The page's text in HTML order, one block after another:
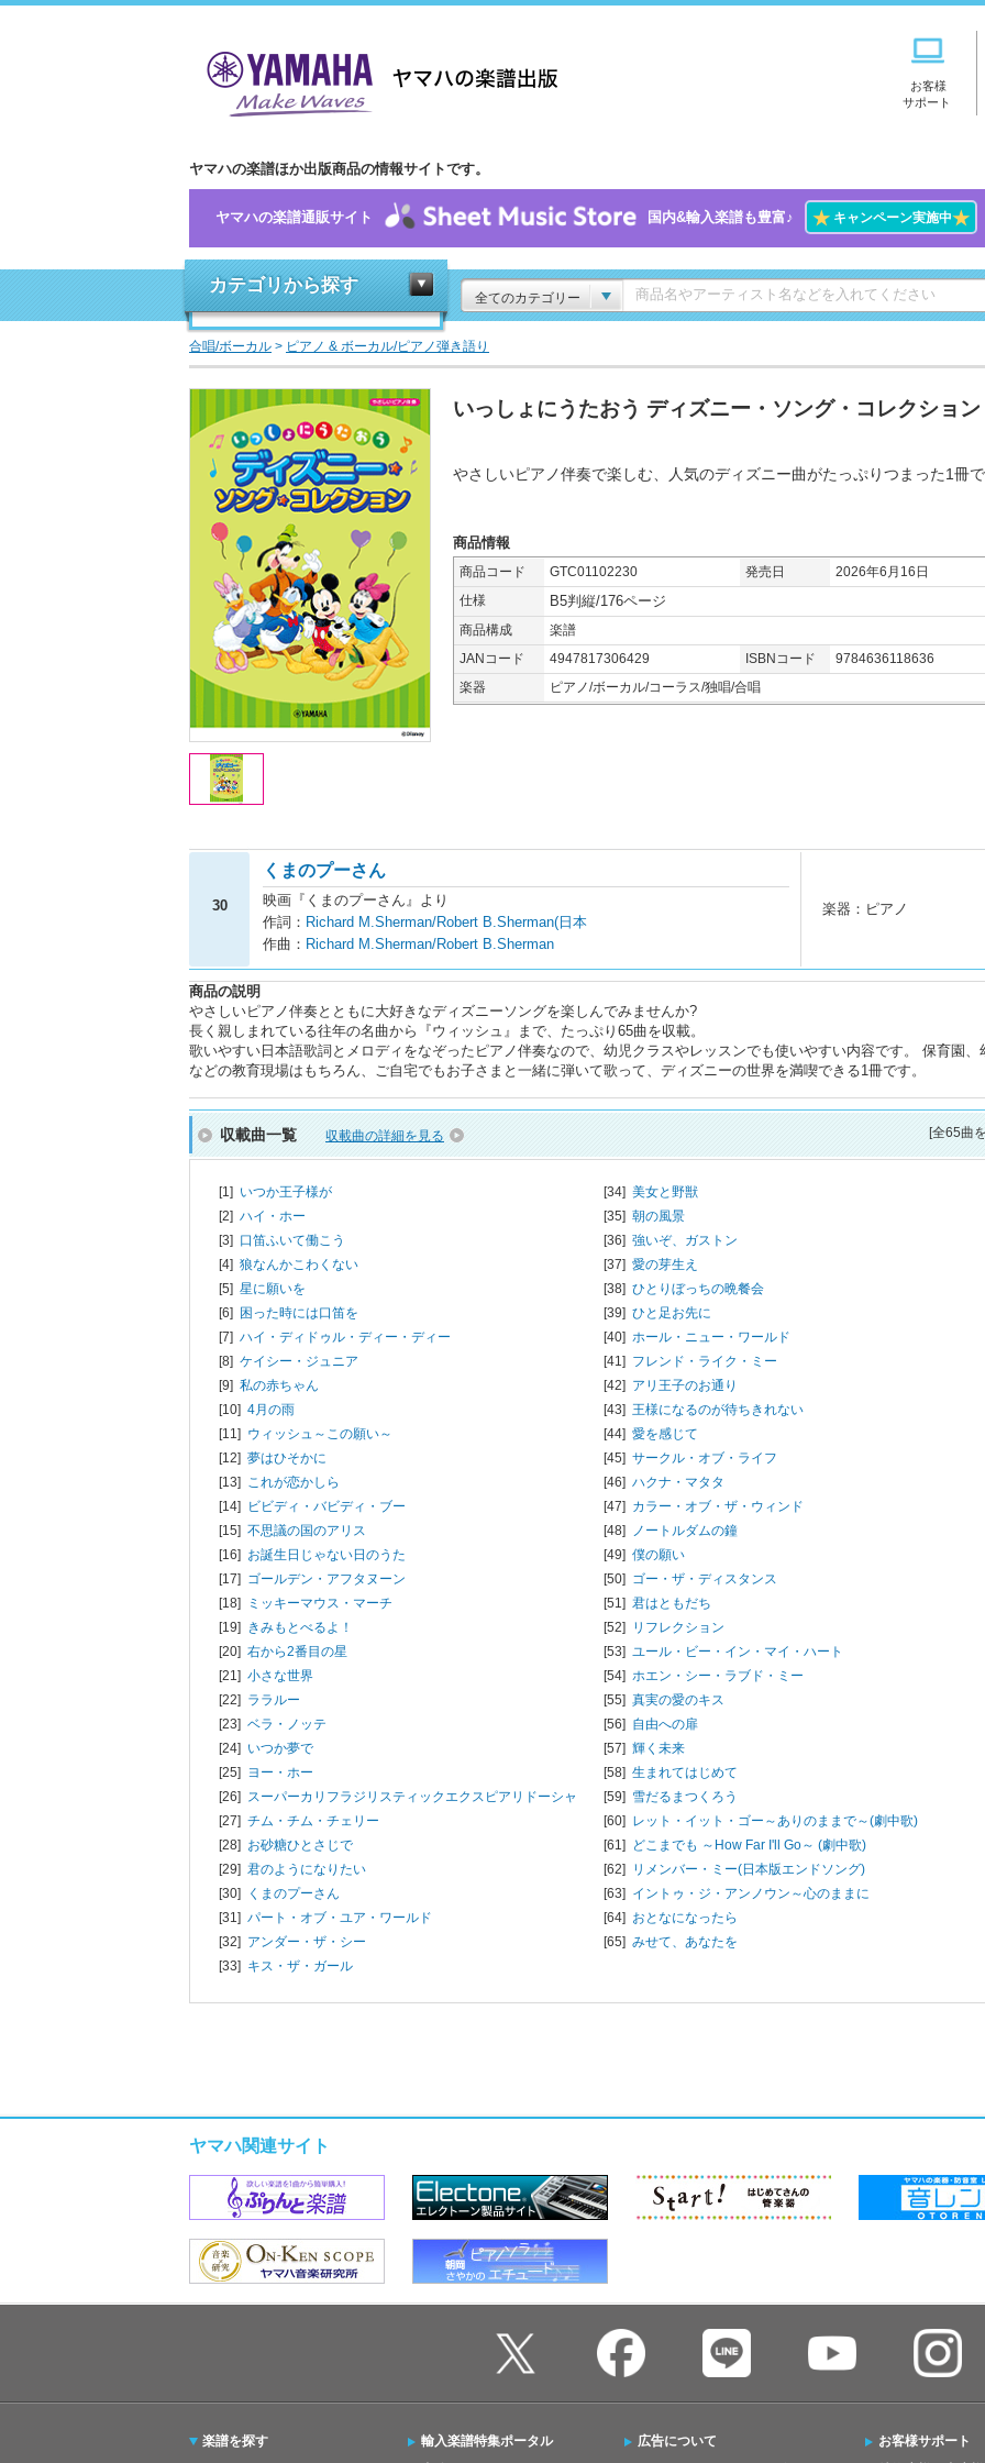
お客様
サポート
ヤマハの楽譜ほか出版商品の情報サイトです。
ヤマハの楽譜通販サイト 国内&輸入楽譜も豊富♪ ★キャンペーン実施中★
カテゴリから探す
全てのカテゴリー
合唱/ボーカル > ピアノ & ボーカル/ピアノ弾き語り
いっしょにうたおう ディズニー・ソング・コレクション
やさしいピアノ伴奏で楽しむ、人気のディズニー曲がたっぷりつまった1冊で
商品情報
商品コード GTC01102230 発売日
2026年6月16日
仕様
B5判縦/176ページ
商品構成
楽譜
JANコード
4947817306429 ISBNコード
9784636118636
楽器
ピアノ/ボーカル/コーラス/独唱/合唱
30
くまのプーさん
映画『くまのプーさん』より
作詞： Richard M.Sherman/Robert B.Sherman(日本
作曲： Richard M.Sherman/Robert B.Sherman
楽器：ピアノ
商品の説明
やさしいピアノ伴奏とともに大好きなディズニーソングを楽しんでみませんか?
長く親しまれている往年の名曲から『ウィッシュ』まで、たっぷり65曲を収載。
歌いやすい日本語歌詞とメロディをなぞったピアノ伴奏なので、幼児クラスやレッスンでも使いやすい内容です。 保育園、
などの教育現場はもちろん、ご自宅でもお子さまと一緒に弾いて歌って、ディズニーの世界を満喫できる1冊です。
収載曲一覧 収載曲の詳細を見る [全65曲
[1] いつか王子様が
[2] ハイ・ホー
[3] 口笛ふいて働こう
[4] 狼なんかこわくない
[5] 星に願いを
[6] 困った時には口笛を
[7] ハイ・ディドゥル・ディー・ディー
[8] ケイシー・ジュニア
[9] 私の赤ちゃん
[10] 4月の雨
[11] ウィッシュ～この願い～
[12] 夢はひそかに
[13] これが恋かしら
[14] ビビディ・バビディ・ブー
[15] 不思議の国のアリス
[16] お誕生日じゃない日のうた
[17] ゴールデン・アフタヌーン
[18]
ミッキーマウス・マーチ
[19] きみもとべるよ！
[20] 右から2番目の星
[21] 小さな世界
[22] ララルー
[23] ベラ・ノッテ
[24] いつか夢で
[25] ヨー・ホー
[26] スーパーカリフラジリスティックエクスピアリドーシャ
[27] チム・チム・チェリー
[28] お砂糖ひとさじで
[29] 君のようになりたい
[30]
くまのプーさん
[31] パート・オブ・ユア・ワールド
[32] アンダー・ザ・シー
[33] キス・ザ・ガール
[34] 美女と野獣
[35] 朝の風景
[36] 強いぞ、ガストン
[37] 愛の芽生え
[38] ひとりぼっちの晩餐会
[39] ひと足お先に
[40] ホール・ニュー・ワールド
[41] フレンド・ライク・ミー
[42] アリ王子のお通り
[43] 王様になるのが待ちきれない
[44] 愛を感じて
[45] サークル・オブ・ライフ
[46] ハクナ・マタタ
[47] カラー・オブ・ザ・ウィンド
[48] ノートルダムの鐘
[49] 僕の願い
[50] ゴー・ザ・ディスタンス
[51] 君はともだち
[52] リフレクション
[53] ユール・ビー・イン・マイ・ハート
[54] ホエン・シー・ラブド・ミー
[55] 真実の愛のキス
[56] 自由への扉
[57] 輝く未来
[58] 生まれてはじめて
[59] 雪だるまつくろう
[60] レット・イット・ゴー～ありのままで～(劇中歌)
[61] どこまでも ～How Far I'll Go～ (劇中歌)
[62] リメンバー・ミー(日本版エンドソング)
[63] イントゥ・ジ・アンノウン～心のままに
[64] おとなになったら
[65] みせて、あなたを
ヤマハ関連サイト
楽譜を探す
輸入楽譜特集ポータル
広告について
お客様サポート